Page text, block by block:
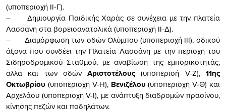
(υποπεριοχή ΙΙ-Γ).
– Δημιουργία Παιδικής Χαράς σε συνέχεια με την πλατεία
Λασσάνη στα βορειοανατολικά (υποπεριοχή ΙΙ-Δ).
– Διαμόρφωση των οδών Ολύμπου (υποπεριοχή ΙΙΙ), οδικού
άξονα που συνδέει την Πλατεία Λασσάνη με την περιοχή του
Σιδηροδρομικού Σταθμού, με αναβίωση της εμπορικότητάς,
αλλά και των οδώνΑριστοτέλους(υποπεριοή V-Ζ),11ης
Οκτωβρίου (υποπεριοχή V-Η), Βενιζέλου(υποπεριοχή V-Θ) και
Αρχελάου (υποπεριοχή V-I), με ανάπτυξη διαδρομών πρασίνου,
κίνησης πεζών και ποδηλάτων.